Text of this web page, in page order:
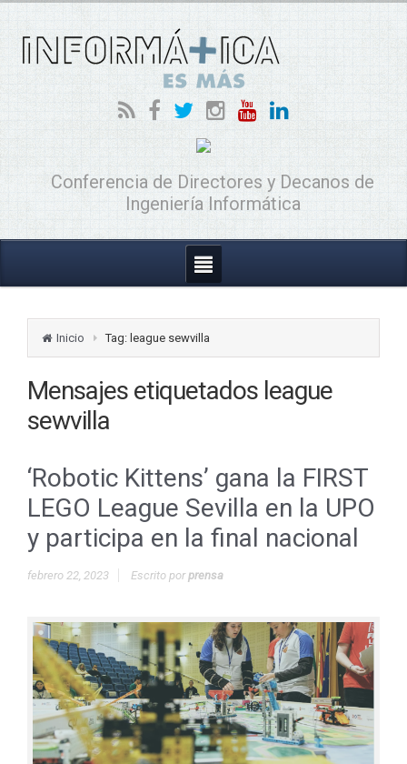
Conferencia de Directores y Decanos de
Ingeniería Informática
Inicio Tag: league sewvilla
Mensajes etiquetados league
sewvilla
‘Robotic Kittens’ gana la FIRST
LEGO League Sevilla en la UPO
y participa en la final nacional
febrero 22, 2023 Escrito porprensa